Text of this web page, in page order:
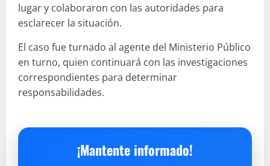
lugar y colaboraron con las autoridades para
esclarecer la situación.
El caso fue turnado al agente del Ministerio Público
en turno, quien continuará con las investigaciones
correspondientes para determinar
responsabilidades.
¡Mantente informado!